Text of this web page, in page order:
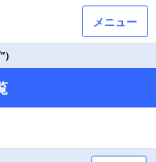
メニュー